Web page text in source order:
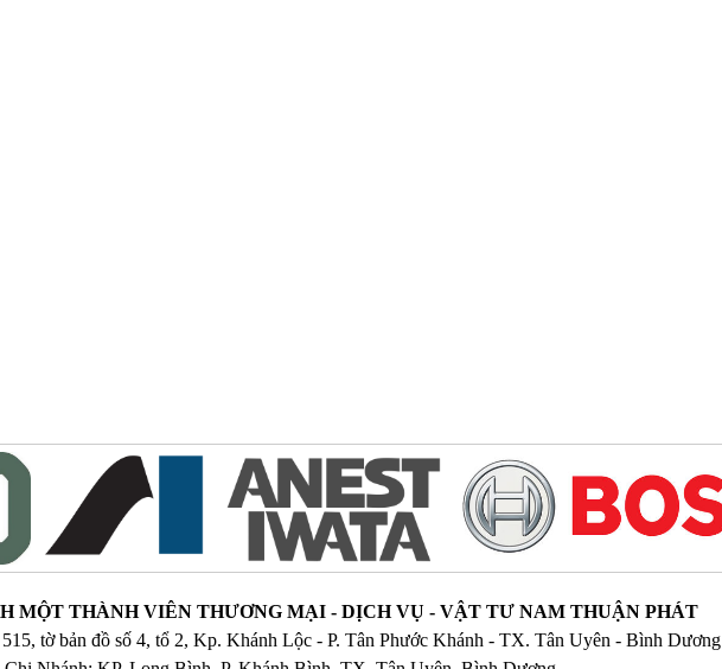
MỘT THÀNH VIÊN THƯƠNG MẠI - DỊCH VỤ - VẬT TƯ NAM THUẬN PHÁT
tờ bản đồ số 4, tổ 2, Kp. Khánh Lộc - P. Tân Phước Khánh - TX. Tân Uyên - Bình Dương